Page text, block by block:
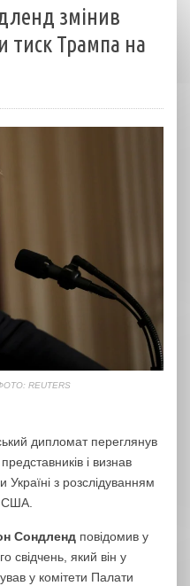
змінив
тиск Трампа на
REUTERS
дипломат переглянув
і визнав
Україні з розслідуванням
США.
Сондленд повідомив у
свідчень, який він у
у комітети Палати